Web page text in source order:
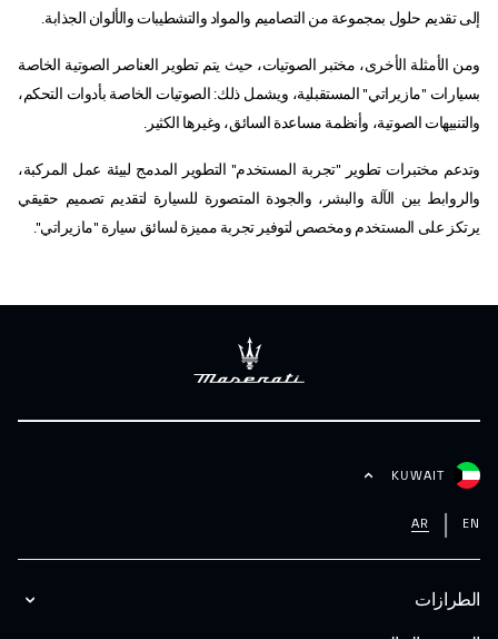
إلى تقديم حلول بمجموعة من التصاميم والمواد والتشطيبات والألوان الجذابة.
ومن الأمثلة الأخرى، مختبر الصوتيات، حيث يتم تطوير العناصر الصوتية الخاصة
بسيارات "مازيراتي" المستقبلية، ويشمل ذلك: الصوتيات الخاصة بأدوات التحكم،
والتنبيهات الصوتية، وأنظمة مساعدة السائق، وغيرها الكثير.
وتدعم مختبرات تطوير "تجربة المستخدم" التطوير المدمج لبيئة عمل المركبة،
والروابط بين الآلة والبشر، والجودة المتصورة للسيارة لتقديم تصميم حقيقي
يرتكز على المستخدم ومخصص لتوفير تجربة مميزة لسائق سيارة "مازيراتي".
الطرازات
KUWAIT
EN
AR